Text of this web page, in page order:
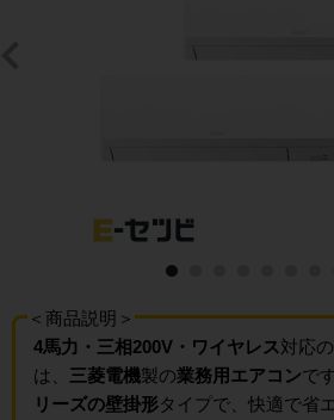
＜商品説明＞
4馬力・三相200V・ワイヤレス対応の
は、 三菱電機製の業務用エアコンで
リーズの壁掛形タイプで、快適で省